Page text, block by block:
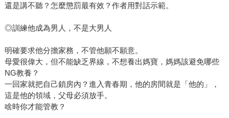
還是講不聽？怎麼懲罰最有效？作者用對話示範。
◎訓練他成為男人，不是大男人
明確要求他分擔家務，不管他願不願意。
母愛很偉大，但不能缺乏界線，不想養出媽寶，媽媽該避免哪些
NG教養？
一回家就把自己鎖房內？進入青春期，他的房間就是「他的」，
這是他的領域，父母必須放手。
啥時你才能管教？